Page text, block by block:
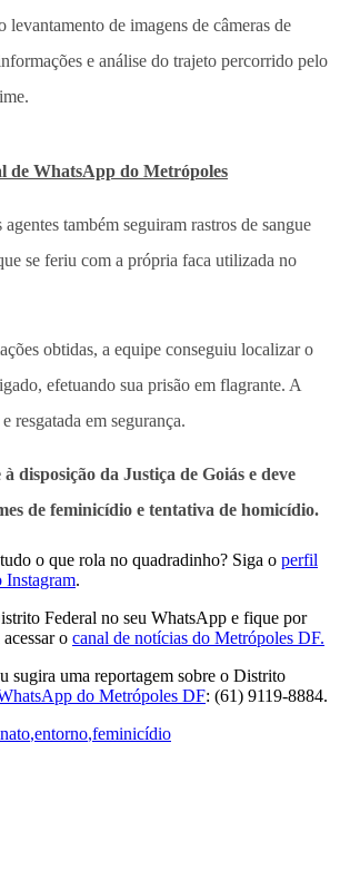
levantamento de imagens de câmeras de
e análise do trajeto percorrido pelo
de WhatsApp do Metrópoles
também seguiram rastros de sangue
se feriu com a própria faca utilizada no
obtidas, a equipe conseguiu localizar o
efetuando sua prisão em flagrante. A
resgatada em segurança.
disposição da Justiça de Goiás e deve
de feminicídio e tentativa de homicídio.
o que rola no quadradinho? Siga o perfil
Instagram.
Federal no seu WhatsApp e fique por
o canal de notícias do Metrópoles DF.
sugira uma reportagem sobre o Distrito
do Metrópoles DF: (61) 9119-8884.
,entorno,feminicídio